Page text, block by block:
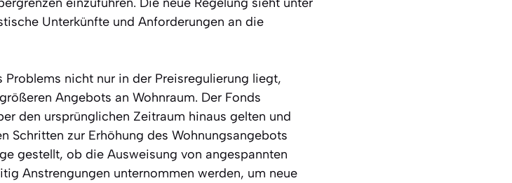
Unterkünfte und Anforderungen an die
nicht nur in der Preisregulierung liegt,
Angebots an Wohnraum. Der Fonds
den ursprünglichen Zeitraum hinaus gelten und
Schritten zur Erhöhung des Wohnungsangebots
gestellt, ob die Ausweisung von angespannten
Anstrengungen unternommen werden, um neue